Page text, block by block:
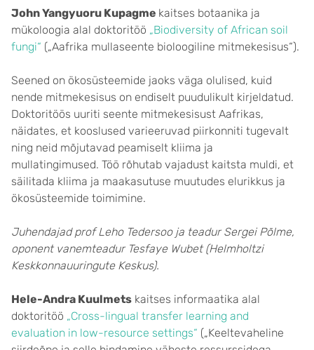
John Yangyuoru Kupagme kaitses botaanika ja
mükoloogia alal doktoritöö „Biodiversity of African soil
fungi“ („Aafrika mullaseente bioloogiline mitmekesisus“).
Seened on ökosüsteemide jaoks väga olulised, kuid
nende mitmekesisus on endiselt puudulikult kirjeldatud.
Doktoritöös uuriti seente mitmekesisust Aafrikas,
näidates, et kooslused varieeruvad piirkonniti tugevalt
ning neid mõjutavad peamiselt kliima ja
mullatingimused. Töö rõhutab vajadust kaitsta muldi, et
säilitada kliima ja maakasutuse muutudes elurikkus ja
ökosüsteemide toimimine.
Juhendajad prof Leho Tedersoo ja teadur Sergei Põlme,
oponent vanemteadur Tesfaye Wubet (Helmholtzi
Keskkonnauuringute Keskus).
Hele-Andra Kuulmets kaitses informaatika alal
doktoritöö „Cross-lingual transfer learning and
evaluation in low-resource settings“ („Keeltevaheline